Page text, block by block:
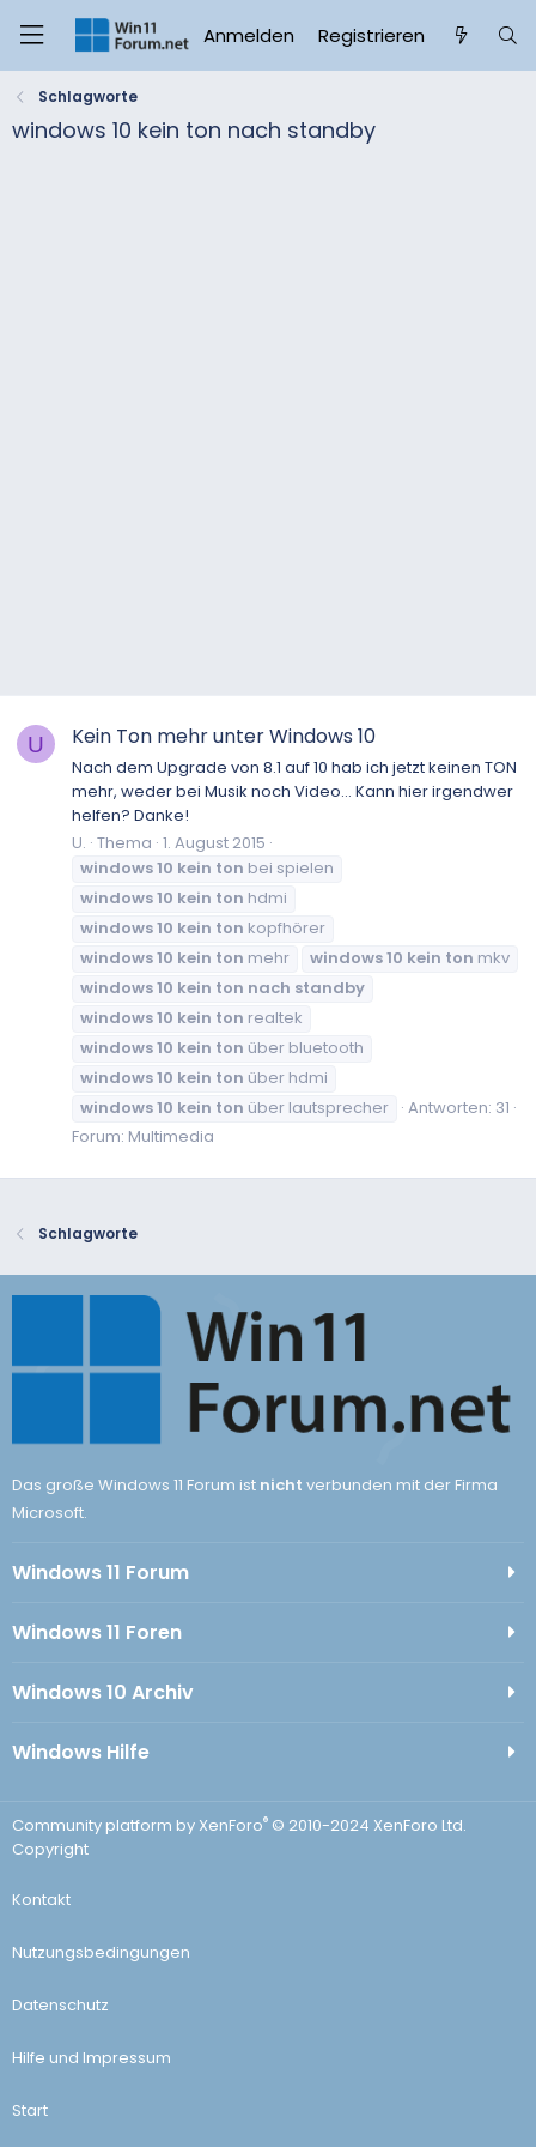
Anmelden Registrieren
Schlagworte
windows 10 kein ton nach standby
U Kein Ton mehr unter Windows 10
Nach dem Upgrade von 8.1 auf 10 hab ich jetzt keinen TON
mehr, weder bei Musik noch Video... Kann hier irgendwer
helfen? Danke!
U. Thema 1. August 2015
windows10 kein ton bei spielen
windows10 kein ton hdmi
windows10 kein ton kopfhörer
windows10 kein ton mehr windows10 kein ton mkv
windows10 kein ton nach standby
windows10 kein ton realtek
windows10 kein ton über bluetooth
windows10 kein ton über hdmi
windows10 kein ton über lautsprecher
Antworten: 31
Forum: Multimedia
Schlagworte
Das große Windows 11 Forum ist nicht verbunden mit der Firma
Microsoft.
Windows 11 Forum
Windows 11 Foren
Windows 10 Archiv
Windows Hilfe
Community platform by XenForo® © 2010-2024 XenForo Ltd.
Copyright
Kontakt
Nutzungsbedingungen
Datenschutz
Hilfe und Impressum
Start